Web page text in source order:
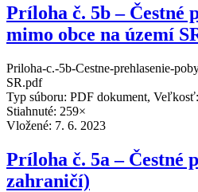
Príloha č. 5b – Čestné
mimo obce na území
Priloha-c.-5b-Cestne-prehlasenie-
SR.pdf
Typ súboru: PDF dokument,
Stiahnuté: 259×
Vložené: 7. 6. 2023
Príloha č. 5a – Čestné
zahraničí)